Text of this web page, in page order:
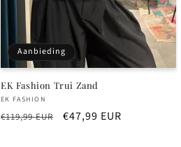
Aanbieding
EK Fashion Trui Zand
Verkoper:
EK FASHION
Normale
€119,99 EUR Aanbiedingsprijs
€47,99 EUR